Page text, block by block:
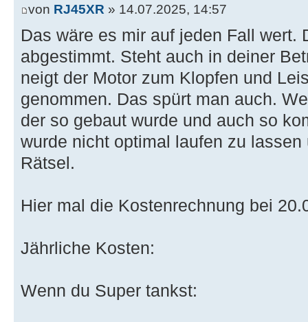
von RJ45XR » 14.07.2025, 14:57
Das wäre es mir auf jeden Fall wert.
abgestimmt. Steht auch in deiner
neigt der Motor zum Klopfen und
genommen. Das spürt man auch.
der so gebaut wurde und auch so
wurde nicht optimal laufen zu
Rätsel.
Hier mal die Kostenrechnung bei
Jährliche Kosten:
Wenn du Super tankst: